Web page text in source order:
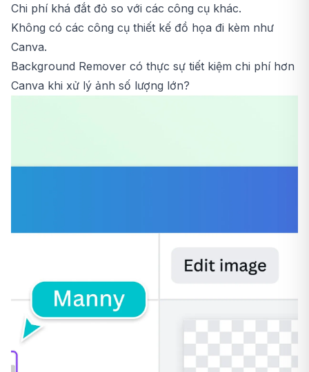
Chi phí khá đắt đỏ so với các công cụ khác.
Không có các công cụ thiết kế đồ họa đi kèm như
Canva.
Background Remover có thực sự tiết kiệm chi phí hơn
Canva khi xử lý ảnh số lượng lớn?